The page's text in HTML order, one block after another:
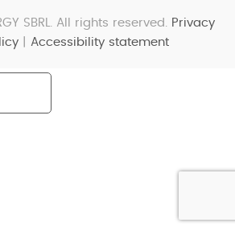
SBRL. All rights reserved. Privacy
|Accessibility statement